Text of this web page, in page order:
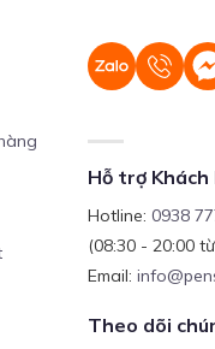
Hỗ trợ Khách
Hotline:0938
(08:30 - 20:00
Email:
Theo dõi